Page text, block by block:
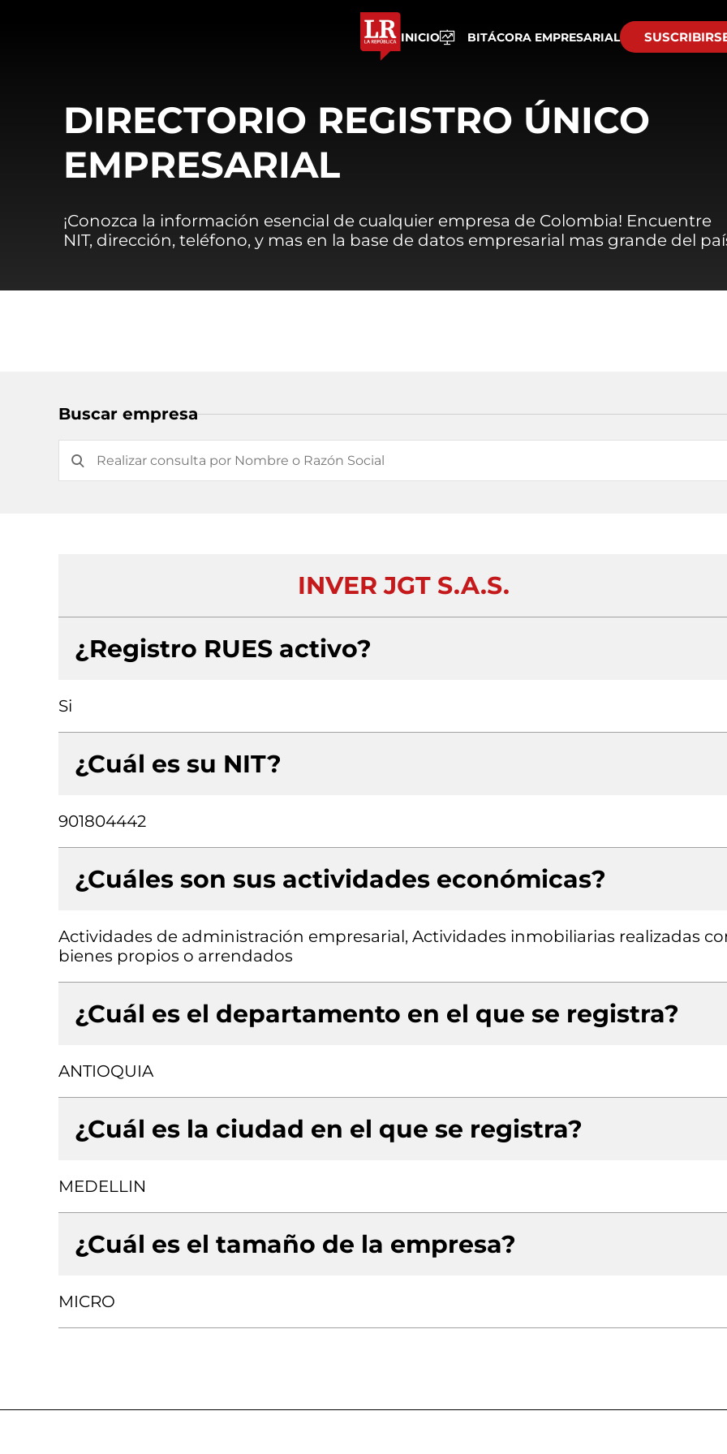
INICIO BITÁCORA EMPRESARIAL
DIRECTORIO REGISTRO ÚNICO
EMPRESARIAL
¡Conozca la información esencial de cualquier empresa de Colombia! Encuentre
NIT, dirección, teléfono, y mas en la base de datos empresarial mas grande del
Buscar empresa
INVER JGT S.A.S.
¿Registro RUES activo?
Si
¿Cuál es su NIT?
901804442
¿Cuáles son sus actividades económicas?
Actividades de administración empresarial, Actividades inmobiliarias realizadas
bienes propios o arrendados
¿Cuál es el departamento en el que se registra?
ANTIOQUIA
¿Cuál es la ciudad en el que se registra?
MEDELLIN
¿Cuál es el tamaño de la empresa?
MICRO